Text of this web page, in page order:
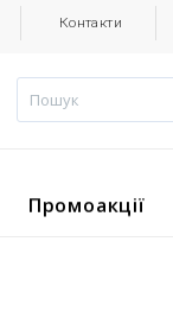
Контакти
Промоакції